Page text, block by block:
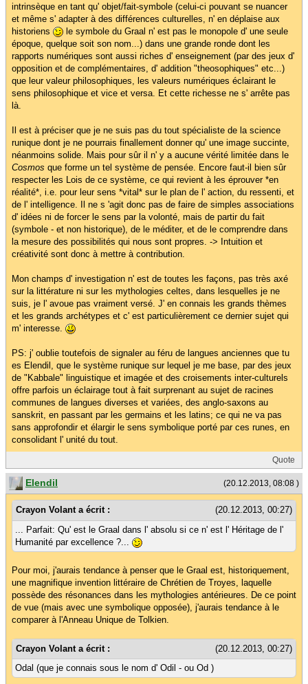
intrinsèque en tant qu' objet/fait-symbole (celui-ci pouvant se nuancer
et même s' adapter à des différences culturelles, n' en déplaise aux
historiens
le symbole du Graal n' est pas le monopole d' une seule
époque, quelque soit son nom...) dans une grande ronde dont les
rapports numériques sont aussi riches d' enseignement (par des jeux d'
opposition et de complémentaires, d' addition "theosophiques" etc...)
que leur valeur philosophiques, les valeurs numériques éclairant le
sens philosophique et vice et versa. Et cette richesse ne s' arrête pas
là.
Il est à préciser que je ne suis pas du tout spécialiste de la science
runique dont je ne pourrais finallement donner qu' une image succinte,
néanmoins solide. Mais pour sûr il n' y a aucune vérité limitée dans le
Cosmos que forme un tel système de pensée. Encore faut-il bien sûr
respecter les Lois de ce système, ce qui revient à les éprouver *en
réalité*, i.e. pour leur sens *vital* sur le plan de l' action, du ressenti, et
de l' intelligence. Il ne s 'agit donc pas de faire de simples associations
d' idées ni de forcer le sens par la volonté, mais de partir du fait
(symbole - et non historique), de le méditer, et de le comprendre dans
la mesure des possibilités qui nous sont propres. -> Intuition et
créativité sont donc à mettre à contribution.
Mon champs d' investigation n' est de toutes les façons, pas très axé
sur la littérature ni sur les mythologies celtes, dans lesquelles je ne
suis, je l' avoue pas vraiment versé. J' en connais les grands thèmes
et les grands archétypes et c' est particulièrement ce dernier sujet qui
m' interesse.
PS: j' oublie toutefois de signaler au féru de langues anciennes que tu
es Elendil, que le système runique sur lequel je me base, par des jeux
de "Kabbale" linguistique et imagée et des croisements inter-culturels
offre parfois un éclairage tout à fait surprenant au sujet de racines
communes de langues diverses et variées, des anglo-saxons au
sanskrit, en passant par les germains et les latins; ce qui ne va pas
sans approfondir et élargir le sens symbolique porté par ces runes, en
consolidant l' unité du tout.
Quote
(20.12.2013, 08:08 )
Elendil
(20.12.2013, 00:27)
Crayon Volant a écrit :
... Parfait: Qu' est le Graal dans l' absolu si ce n' est l' Héritage de l'
Humanité par excellence ?...
Pour moi, j'aurais tendance à penser que le Graal est, historiquement,
une magnifique invention littéraire de Chrétien de Troyes, laquelle
possède des résonances dans les mythologies antérieures. De ce point
de vue (mais avec une symbolique opposée), j'aurais tendance à le
comparer à l'Anneau Unique de Tolkien.
(20.12.2013, 00:27)
Crayon Volant a écrit :
Odal (que je connais sous le nom d' Odil - ou Od )